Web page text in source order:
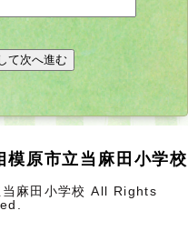
模原市立当麻田小学校
麻田小学校 All Rights